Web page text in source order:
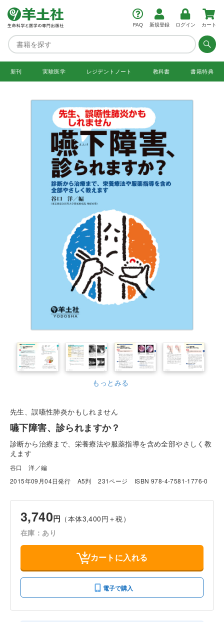
FAQ 新規登録 ログイン カート
新刊 実験医学 レジデント ノート 教科書 書籍特典
もっとみる
先生、誤嚥性肺炎かもしれません
嚥下障害、診られますか？
診断から治療まで、栄養療法や服薬指導を含め全部やさしく教
えます
谷口 洋／編
2015年09月04日発行
A5判 231ページ ISBN 978-4-7581-1776-0
3,740円 （本体3,400円＋税）
在庫：あり
カートに入れる
電子で購入